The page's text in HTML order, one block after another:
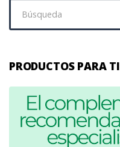
PRODUCTOS PARA TI